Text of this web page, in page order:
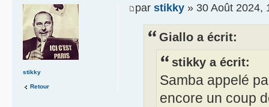
par stikky » 30 Août 2024,
Giallo a écrit:
stikky a écrit:
Samba appelé
encore un coup
stikky
Retour